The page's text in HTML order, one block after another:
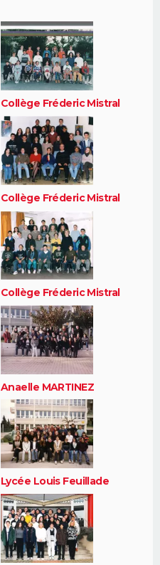
Collège Fréderic Mistral
Collège Fréderic Mistral
Collège Fréderic Mistral
Anaelle MARTINEZ
Lycée Louis Feuillade